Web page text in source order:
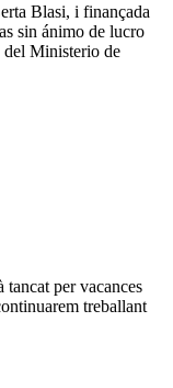
Blasi, i finançada
sin ánimo de lucro
del Ministerio de
per vacances
treballant